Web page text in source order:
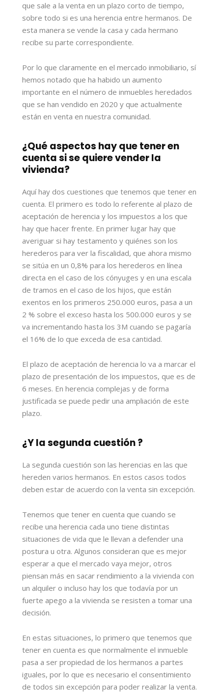
que sale a la venta en un plazo corto de tiempo,
sobre todo si es una herencia entre hermanos. De
esta manera se vende la casa y cada hermano
recibe su parte correspondiente.
Por lo que claramente en el mercado inmobiliario, sí
hemos notado que ha habido un aumento
importante en el número de inmuebles heredados
que se han vendido en 2020 y que actualmente
están en venta en nuestra comunidad.
¿Qué aspectos hay que tener en
cuenta si se quiere vender la
vivienda?
Aquí hay dos cuestiones que tenemos que tener en
cuenta. El primero es todo lo referente al plazo de
aceptación de herencia y los impuestos a los que
hay que hacer frente. En primer lugar hay que
averiguar si hay testamento y quiénes son los
herederos para ver la fiscalidad, que ahora mismo
se sitúa en un 0,8% para los herederos en línea
directa en el caso de los cónyuges y en una escala
de tramos en el caso de los hijos, que están
exentos en los primeros 250.000 euros, pasa a un
2 % sobre el exceso hasta los 500.000 euros y se
va incrementando hasta los 3M cuando se pagaría
el 16% de lo que exceda de esa cantidad.
El plazo de aceptación de herencia lo va a marcar el
plazo de presentación de los impuestos, que es de
6 meses. En herencia complejas y de forma
justificada se puede pedir una ampliación de este
plazo.
¿Y la segunda cuestión ?
La segunda cuestión son las herencias en las que
hereden varios hermanos. En estos casos todos
deben estar de acuerdo con la venta sin excepción.
Tenemos que tener en cuenta que cuando se
recibe una herencia cada uno tiene distintas
situaciones de vida que le llevan a defender una
postura u otra. Algunos consideran que es mejor
esperar a que el mercado vaya mejor, otros
piensan más en sacar rendimiento a la vivienda con
un alquiler o incluso hay los que todavía por un
fuerte apego a la vivienda se resisten a tomar una
decisión.
En estas situaciones, lo primero que tenemos que
tener en cuenta es que normalmente el inmueble
pasa a ser propiedad de los hermanos a partes
iguales, por lo que es necesario el consentimiento
de todos sin excepción para poder realizar la venta.